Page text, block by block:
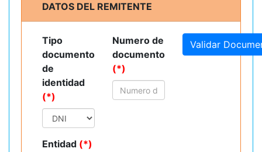
DATOS DEL REMITENTE
Tipo
documento
de
identidad
(*)
Numero de
documento
(*)
Validar
Entidad (*)